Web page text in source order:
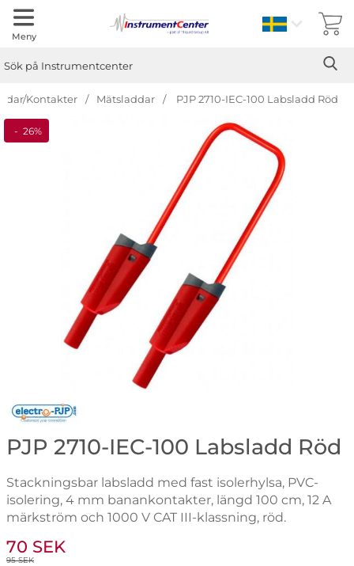
Meny Sverige
Kontakter Mätsladdar PJP 2710-IEC-100 Labsladd Röd
Hoppa
överPriset är nedsatt med
- 26%
Gå till varumärkessidan för Electro-PJP
PJP 2710-IEC-100 Labsladd Röd
Stackningsbar labsladd med fast isolerhylsa, PVC-
isolering, 4 mm banankontakter, längd 100 cm, 12 A
märkström och 1000 V CAT III-klassning, röd.
Handla denna produkt PJP 2710-IEC-100 Labsladd Röd
rea pris
70 SEK
tidigare pris
95 SEK